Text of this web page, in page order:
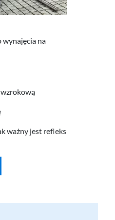
wyna­ję­cia na
wzrokową
ważny jest refleks
CZASU REAKCJI